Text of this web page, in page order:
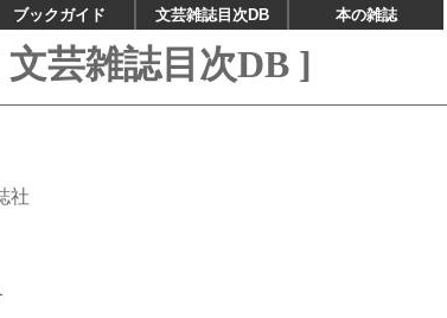
ブックガイド 文芸雑誌目次DB 本の雑誌
芸雑誌目次DB ]
社